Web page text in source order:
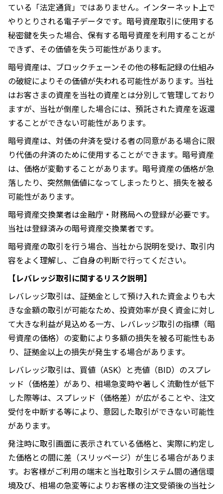
ている「法定通貨」ではありません。インターネット上で
やりとりされる電子データです。暗号資産取引に使用する
秘密鍵を失った場合、保有する暗号資産を利用することが
できず、その価値を失う可能性があります。
暗号資産は、ブロックチェーンその他の移転記録の仕組み
の破綻によりその価値が失われる可能性があります。当社
はお客さまの資産を当社の資産とは分別して管理しており
ますが、当社が倒産した場合には、預託された資産を返還
することができない可能性があります。
暗号資産は、対価の弁済を受ける者の同意がある場合に限
り代価の弁済のために使⽤することができます。暗号資産
は、価格が変動することがあります。暗号資産の価格が急
落したり、突然無価値になってしまったりと、損失を被る
可能性があります。
暗号資産交換業者は金融庁・財務局への登録が必要です。
当社は登録済みの暗号資産交換業者です。
暗号資産の取引を行う場合、当社から説明を受け、取引内
容をよく理解し、ご自身の判断で行ってください。
【レバレッジ取引に関するリスク説明】
レバレッジ取引は、証拠金として預け入れた資金よりも大
きな金額の取引が可能なため、投資効率が良く資金に対し
て大きな利益が見込める一方、レバレッジ取引の指標（暗
号資産の価格）の変動により多額の損失を被る可能性もあ
り、証拠金以上の損失が発生する場合があります。
レバレッジ取引は、買値（ASK）と売値（BID）のスプレ
ッド（価格差）があり、相場急変時や著しく流動性が低下
した際等は、スプレッド（価格差）が広がることや、注文
受付を中断する等により、意図した取引ができない可能性
があります。
発注時に取引画面に表示されている価格と、実際に約定し
た価格との間に差（スリッページ）が生じる場合がありま
す。お客様がご利用の端末と当社取引システム間の通信環
境及び、相場の急変等によりお客様の注文受領後の当社シ